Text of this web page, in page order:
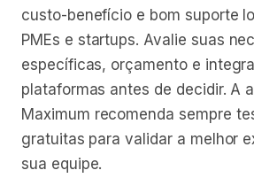
custo-benefício e bom suporte
PMEs e startups. Avalie suas
específicas, orçamento e
plataformas antes de decidir. A
Maximum recomenda sempre
gratuitas para validar a melhor
sua equipe.